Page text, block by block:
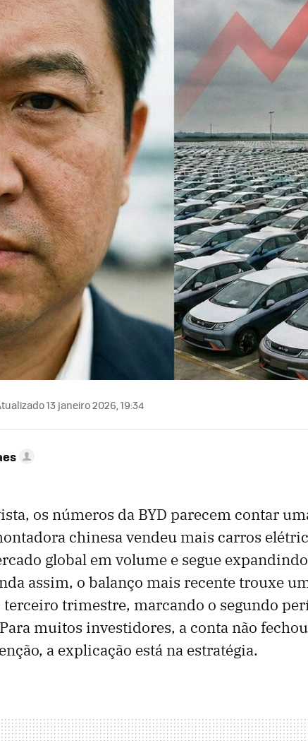
13 janeiro 2026, 19:34
os números da BYD parecem contar
chinesa vendeu mais carros
global em volume e segue
assim, o balanço mais recente trouxe
terceiro trimestre, marcando o segundo
muitos investidores, a conta não
a explicação está na estratégia.